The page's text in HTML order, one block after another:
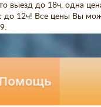
выезд до 18ч, одна
до 12ч! Все цены Вы